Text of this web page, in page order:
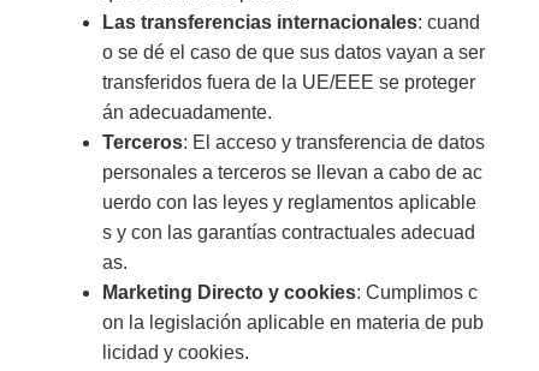
Las transferencias internacionales: cuand
o se dé el caso de que sus datos vayan a ser
transferidos fuera de la UE/EEE se proteger
án adecuadamente.
Terceros: El acceso y transferencia de datos
personales a terceros se llevan a cabo de ac
uerdo con las leyes y reglamentos aplicable
s y con las garantías contractuales adecuad
as.
Marketing Directo y cookies: Cumplimos c
on la legislación aplicable en materia de pub
licidad y cookies.